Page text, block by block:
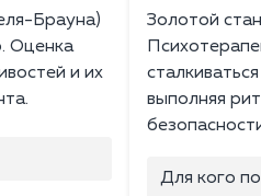
Брауна)
Оценка
и их
Золотой
выполняя
Для кого